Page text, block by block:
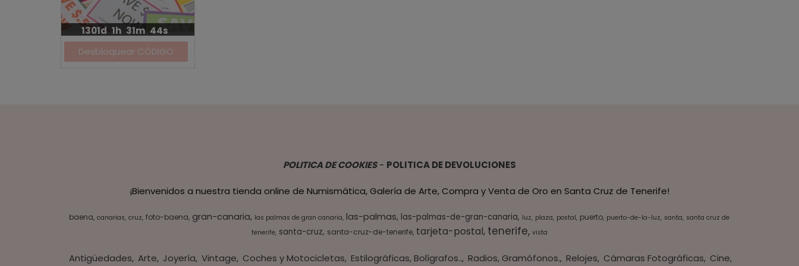
1301d 1h 31m 43s
POLITICA DE COOKIES- POLITICA DE DEVOLUCIONES
¡Bienvenidos a nuestra tienda online de Numismática, Galería de Arte, Compra y Venta de Oro en Santa Cruz de Tenerife!
baena canarias cruz foto-baena gran-canaria las palmas de gran canaria las-palmas las-palmas-de-gran-canaria luz plaza postal puerto puerto-de-la-luz santa santa cruz de
tenerife santa-cruz santa-cruz-de-tenerife tarjeta-postal tenerife vista
Antigüedades Arte Joyería Vintage Coches y Motocicletas Estilográficas, Bolígrafos.. Radios, Gramófonos. Relojes Cámaras Fotográficas Cine